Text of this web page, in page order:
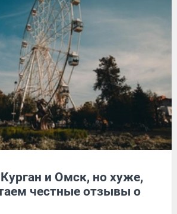
и Омск, но хуже,
честные отзывы о